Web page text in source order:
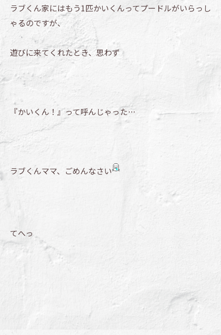
ラブくん家にはもう1匹かいくんってプードルがいらっし
ゃるのですが、
遊びに来てくれたとき、思わず
『かいくん！』って呼んじゃった…
ラブくんママ、ごめんなさい
てへっ